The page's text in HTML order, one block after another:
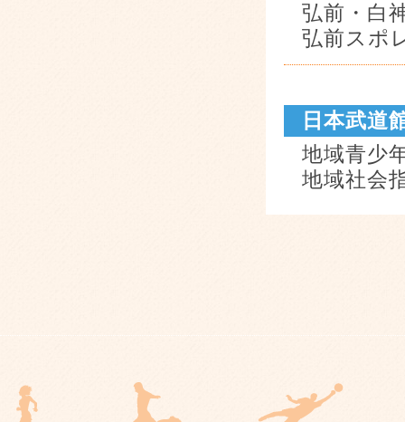
弘前・白
弘前スポ
日本武道
地域青少
地域社会